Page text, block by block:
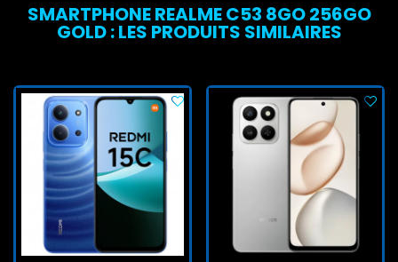
SMARTPHONE REALME C53 8GO 256GO
GOLD : LES PRODUITS SIMILAIRES